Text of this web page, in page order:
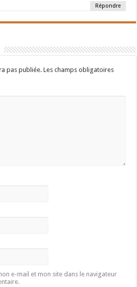
Répondre
pas publiée. Les champs obligatoires
e-mail et mon site dans le navigateur